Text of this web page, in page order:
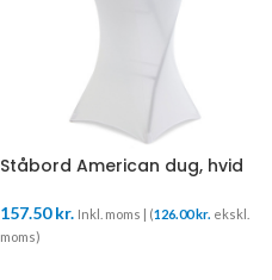
Ståbord American dug, hvid
157.50kr. Inkl. moms | (126.00kr. ekskl.
moms)